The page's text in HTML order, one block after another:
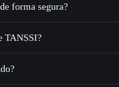
ao longo do tempo em TANSSI
sem associar publicamente
forma segura?
carteira não-custodial
TANSSI?
TANSSI